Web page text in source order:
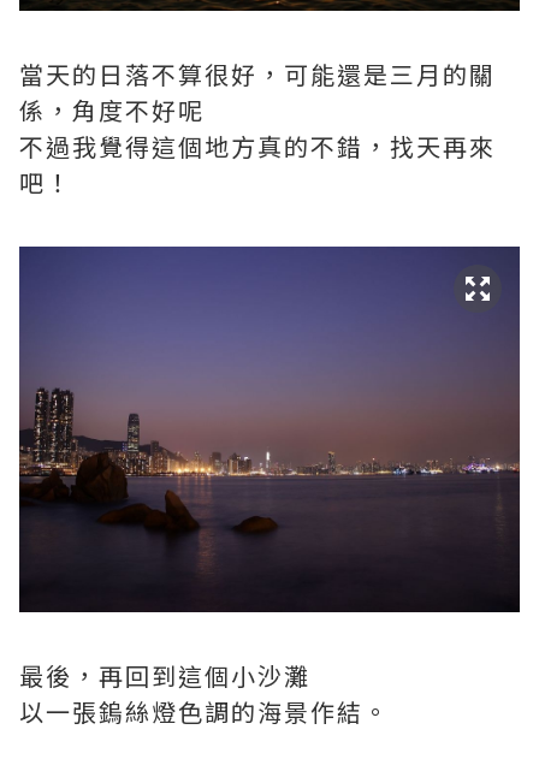
當天的日落不算很好，可能還是三月的關
係，角度不好呢
不過我覺得這個地方真的不錯，找天再來
吧！
最後，再回到這個小沙灘
以一張鎢絲燈色調的海景作結。